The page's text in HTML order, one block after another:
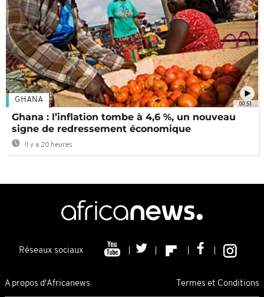
00:51
GHANA
Ghana : l’inflation tombe à 4,6 %, un nouveau
signe de redressement économique
Il y a 20 heures
Réseaux sociaux
A propos d'Africanews Termes et Conditions